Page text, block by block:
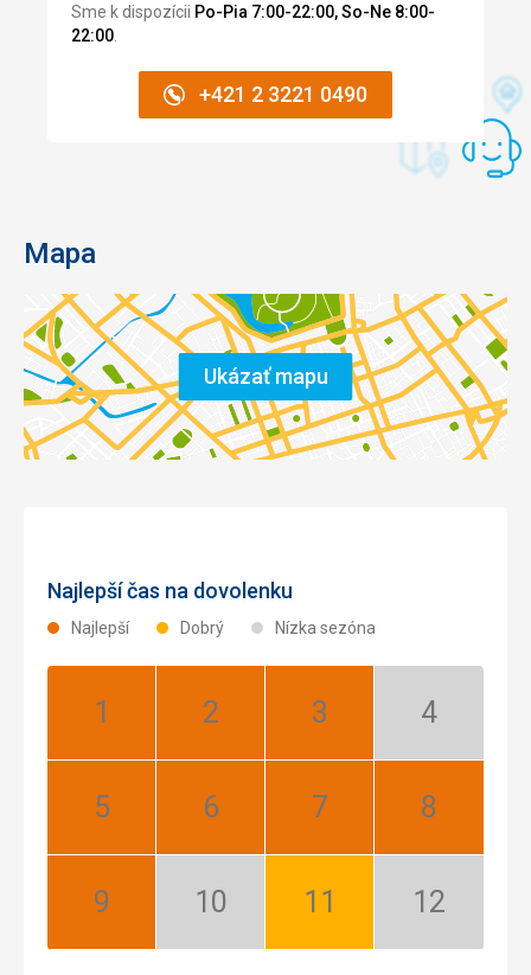
Sme k dispozícii Po-Pia 7:00-22:00, So-Ne 8:00-
22:00
+421 2 3221 0490
Mapa
Ukázať mapu
Najlepší čas na dovolenku
Najlepší Dobrý Nízka sezóna
Január:
Február:
Marec:
Apríl:
Máj:
Jún:
Júl:
August:
September:
Október:
November:
December: